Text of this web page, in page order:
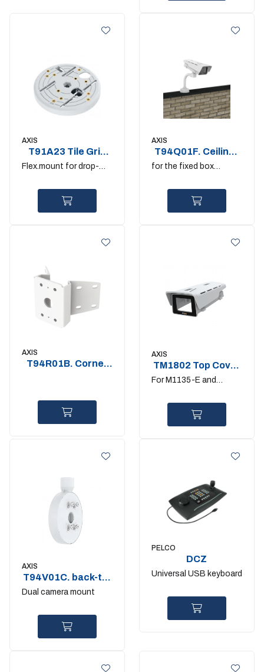
AXIS
T91A23 Tile Grid
Ceiling Mount 4pcs
Flex.mount for drop-
AXIS
T94Q01F. Ceiling-
and-Column Mount
for the fixed box
AXIS
T94R01B. Corner
AXIS
TM1802 Top Cover
Kit
For M1135-E and
AXIS
T94V01C. back-to-
back camera
Dual camera mount
PELCO
DCZ
Universal USB keyboard